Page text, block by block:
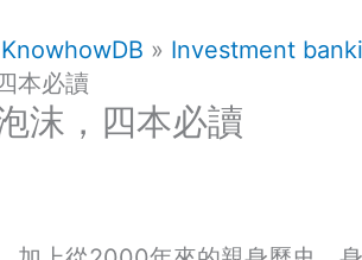
KnowhowDB
Investment
本必讀
沫，四本必讀